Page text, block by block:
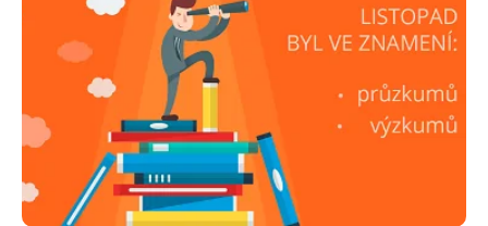
Propojení na další systémy
Spřátelené účetní
Katalog doplňků
Jak začít podnikat
Jak se vyznat ve fakturaci
Blog
mini akademie
Šablona pro neplátce DPHRegistrovat ZDARMA